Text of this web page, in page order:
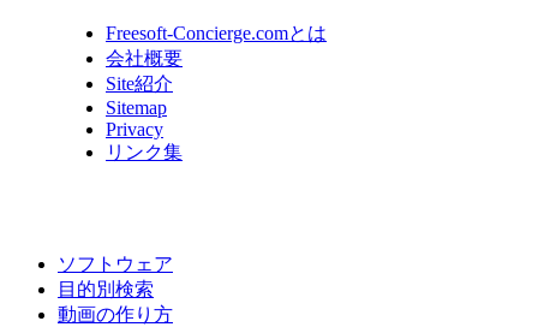
Freesoft-Concierge.comとは
会社概要
Site紹介
Sitemap
Privacy
リンク集
ソフトウェア
目的別検索
動画の作り方